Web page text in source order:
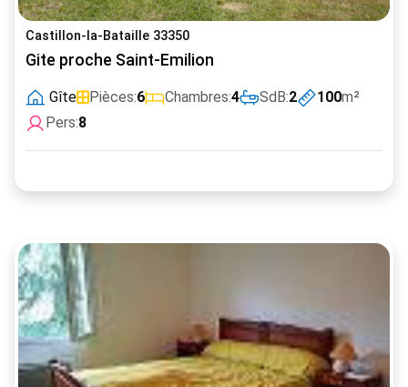
Castillon-la-Bataille 33350
Gite proche Saint-Emilion
Gîte Pièces:6 Chambres:4 SdB:2 100m²
Pers:8